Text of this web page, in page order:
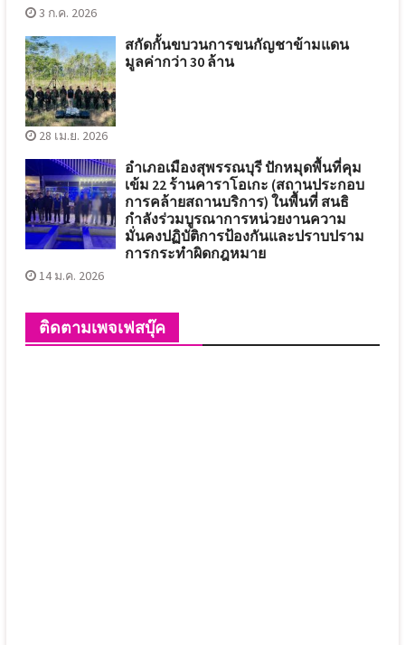
3 ก.ค. 2026
สกัดกั้นขบวนการขนกัญชาข้ามแดน
มูลค่ากว่า 30 ล้าน
28 เม.ย. 2026
อำเภอเมืองสุพรรณบุรี ปักหมุดพื้นที่คุม
เข้ม 22 ร้านคาราโอเกะ (สถานประกอบ
การคล้ายสถานบริการ) ในพื้นที่ สนธิ
กำลังร่วมบูรณาการหน่วยงานความ
มั่นคงปฏิบัติการป้องกันและปราบปราม
การกระทำผิดกฎหมาย
14 ม.ค. 2026
ติดตามเพจเฟสบุ๊ค